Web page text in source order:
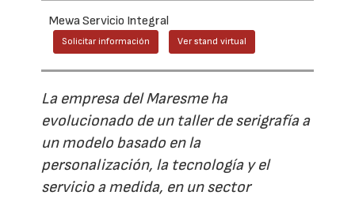
Mewa Servicio Integral
Solicitar información Ver stand virtual
La empresa del Maresme ha
evolucionado de un taller de serigrafía a
un modelo basado en la
personalización, la tecnología y el
servicio a medida, en un sector